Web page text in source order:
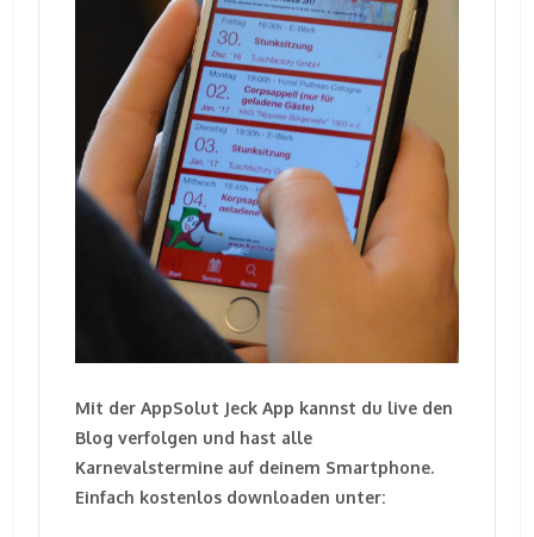
Mit der AppSolut Jeck App kannst du live den
Blog verfolgen und hast alle
Karnevalstermine auf deinem Smartphone.
Einfach kostenlos downloaden unter: